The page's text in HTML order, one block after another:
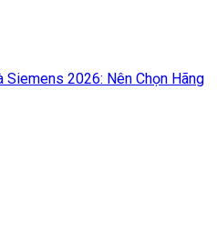
Siemens 2026: Nên Chọn Hãng